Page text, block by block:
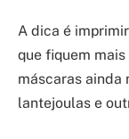
A dica é
que fiquem
máscaras ainda
lantejoulas e